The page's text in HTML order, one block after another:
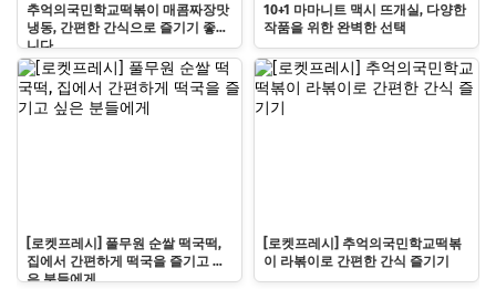
추억의국민학교떡볶이 매콤짜장맛
냉동, 간편한 간식으로 즐기기 좋습
니다
10+1 마마니트 맥시 뜨개실, 다양한
작품을 위한 완벽한 선택
[로켓프레시] 풀무원 순쌀 떡국떡,
집에서 간편하게 떡국을 즐기고 싶
은 분들에게
[로켓프레시] 추억의국민학교떡볶
이 라볶이로 간편한 간식 즐기기